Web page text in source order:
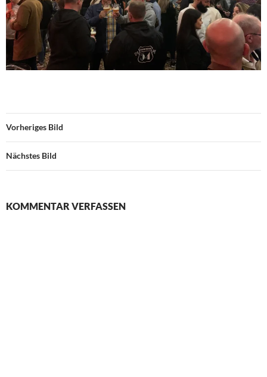
Vorheriges Bild
Nächstes Bild
KOMMENTAR VERFASSEN